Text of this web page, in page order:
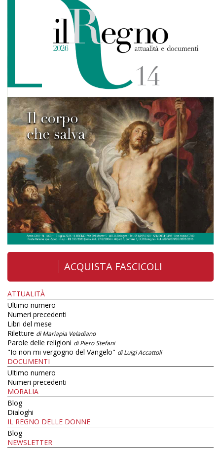
ACQUISTA FASCICOLI
ATTUALITÀ
Ultimo numero
Numeri precedenti
Libri del mese
Riletture di Mariapia Veladiano
Parole delle religioni di Piero Stefani
"Io non mi vergogno del Vangelo" di Luigi Accattoli
DOCUMENTI
Ultimo numero
Numeri precedenti
MORALIA
Blog
Dialoghi
IL REGNO DELLE DONNE
Blog
NEWSLETTER